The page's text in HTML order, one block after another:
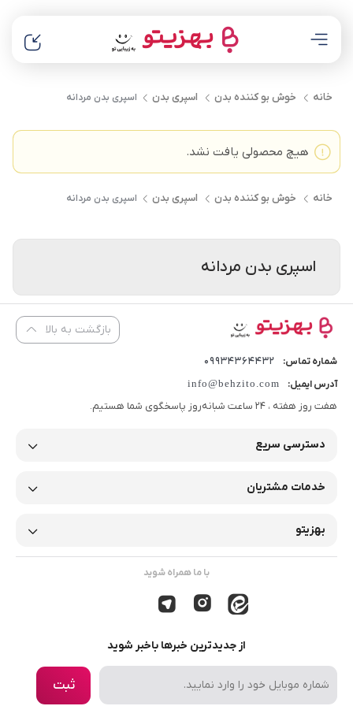
خانه خوش بو کننده بدن اسپری بدن اسپری بدن مردانه
هیچ محصولی یافت نشد.
خانه خوش بو کننده بدن اسپری بدن اسپری بدن مردانه
اسپری بدن مردانه
بازگشت به بالا
شماره تماس: 09934364432
آدرس ایمیل: info@behzito.com
هفت روز هفته ، 24 ساعت شبانه‌روز پاسخگوی شما هستیم.
دسترسی سریع
خدمات مشتریان
بهزیتو
با ما همراه شوید
از جدیدترین خبرها باخبر شوید
ثبت